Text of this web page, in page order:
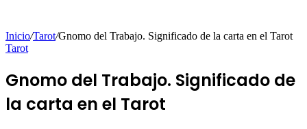
Inicio/Tarot/Gnomo del Trabajo. Significado de la carta en el Tarot
Tarot
Gnomo del Trabajo. Significado de
la carta en el Tarot